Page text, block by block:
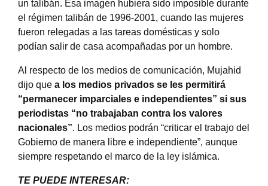
un talibán. Esa imagen hubiera sido imposible durante
el régimen talibán de 1996-2001, cuando las mujeres
fueron relegadas a las tareas domésticas y solo
podían salir de casa acompañadas por un hombre.
Al respecto de los medios de comunicación, Mujahid
dijo que a los medios privados se les permitirá
“permanecer imparciales e independientes” si sus
periodistas “no trabajaban contra los valores
nacionales”. Los medios podrán “criticar el trabajo del
Gobierno de manera libre e independiente”, aunque
siempre respetando el marco de la ley islámica.
TE PUEDE INTERESAR: